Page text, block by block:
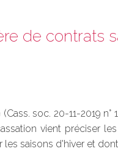
de contrats
soc. 20-11-2019
vient préciser
saisons d'hiver et